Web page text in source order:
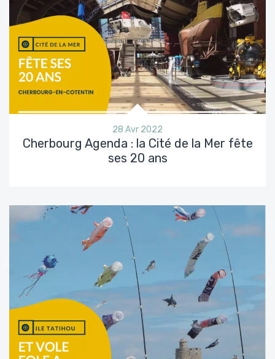
28 Avr 2022
Cherbourg Agenda : la Cité de la Mer fête
ses 20 ans